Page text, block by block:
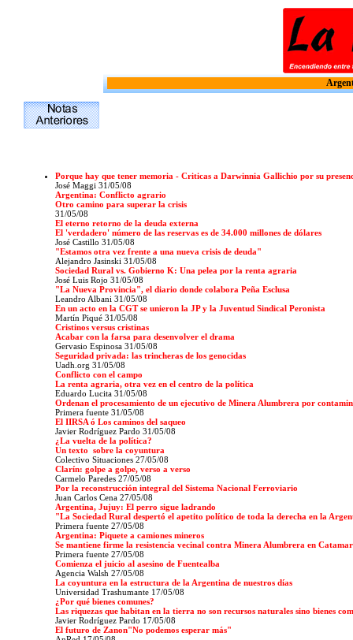
Porque hay que tener memoria - Criticas a Darwinnia Gallichio por su
José Maggi 31/05/08
Argentina: Conflicto agrario
Otro camino para superar la crisis
31/05/08
El eterno retorno de la deuda externa
El 'verdadero' número de las reservas es de 34.000 millones de dólares
José Castillo 31/05/08
"Estamos otra vez frente a una nueva crisis de deuda"
Alejandro Jasinski 31/05/08
Sociedad Rural vs. Gobierno K: Una pelea por la renta agraria
José Luis Rojo 31/05/08
"La Nueva Provincia", el diario donde colabora Peña Esclusa
Leandro Albani 31/05/08
En un acto en la CGT se unieron la JP y la Juventud Sindical Peronista
Martín Piqué 31/05/08
Cristinos versus cristinas
Acabar con la farsa para desenvolver el drama
Gervasio Espinosa 31/05/08
Seguridad privada: las trincheras de los genocidas
Uadh.org 31/05/08
Conflicto con el campo
La renta agraria, otra vez en el centro de la política
Eduardo Lucita 31/05/08
Ordenan el procesamiento de un ejecutivo de Minera Alumbrera por
Primera fuente 31/05/08
El IIRSA ó Los caminos del saqueo
Javier Rodríguez Pardo 31/05/08
¿La vuelta de la política?
Un texto sobre la coyuntura
Colectivo Situaciones 27/05/08
Clarín: golpe a golpe, verso a verso
Carmelo Paredes 27/05/08
Por la reconstrucción integral del Sistema Nacional Ferroviario
Juan Carlos Cena 27/05/08
Argentina, Jujuy: El perro sigue ladrando
"La Sociedad Rural despertó el apetito político de toda la derecha en la
Primera fuente 27/05/08
Argentina: Piquete a camiones mineros
Se mantiene firme la resistencia vecinal contra Minera Alumbrera en
Primera fuente 27/05/08
Comienza el juicio al asesino de Fuentealba
Agencia Walsh 27/05/08
La coyuntura en la estructura de la Argentina de nuestros días
Universidad Trashumante 17/05/08
¿Por qué bienes comunes?
Las riquezas que habitan en la tierra no son recursos naturales sino bienes
Javier Rodríguez Pardo 17/05/08
El futuro de Zanon"No podemos esperar más"